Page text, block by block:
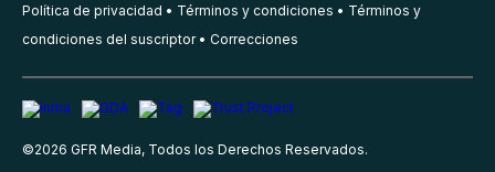
Política de privacidad Términos y condiciones
Términos y
condiciones del suscriptor
Correcciones
©2026 GFR Media, Todos los Derechos Reservados.